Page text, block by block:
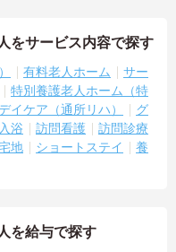
をサービス内容で探す
有料老人ホーム
サー
特別養護老人ホーム（特
イケア（通所リハ）
グ
浴 訪問看護
訪問診療
地 ショートステイ
養
を給与で探す